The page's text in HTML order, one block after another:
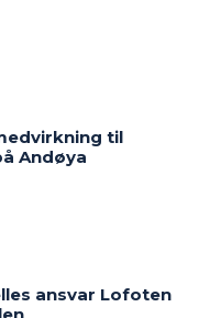
til
Andøya
ansvar Lofoten